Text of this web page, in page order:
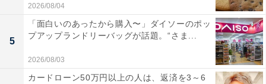
2026/08/04
5
「面白いのあったから購入〜」ダイソーのポッ
プアップランドリーバッグが話題。“さま...
2026/08/03
カードローン50万円以上の人は、返済を3～6